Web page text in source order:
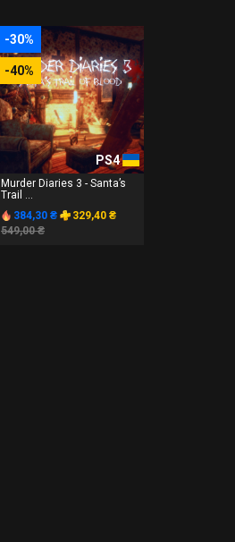
-30%
-40%
PS4
Murder Diaries 3 - Santa’s
Trail ...
384,30 ₴
329,40 ₴
549,00 ₴